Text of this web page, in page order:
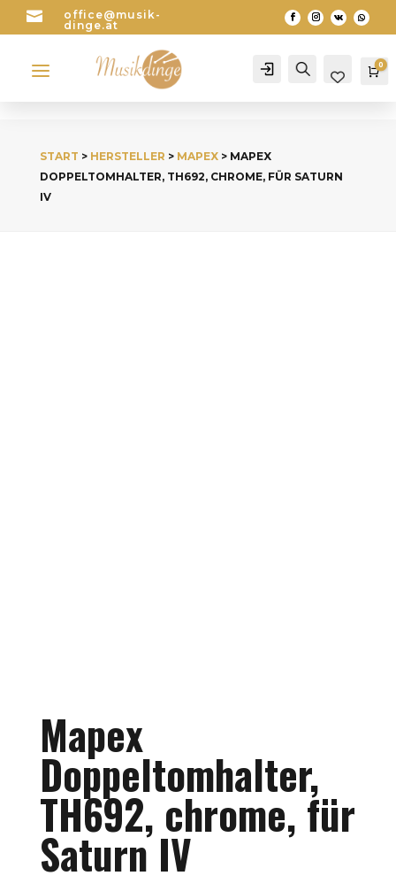

office@musik-
dinge.at
a Account Search 0
START > HERSTELLER > MAPEX> MAPEX
DOPPELTOMHALTER, TH692, CHROME, FÜR SATURN
IV
Mapex
Doppeltomhalter,
TH692, chrome, für
Saturn IV